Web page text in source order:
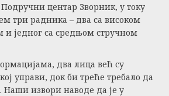
Подручни центар Зворник, у току
три радника – два са високом
и једног са средњом стручном
два лица већ су
управи, док би треће требало да
Наши извори наводе да је у